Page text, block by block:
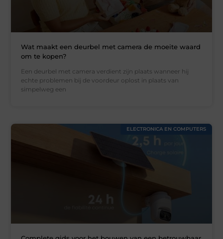
Wat maakt een deurbel met camera de moeite waard
om te kopen?
Een deurbel met camera verdient zijn plaats wanneer hij
echte problemen bij de voordeur oplost in plaats van
simpelweg een
ELECTRONICA EN COMPUTERS